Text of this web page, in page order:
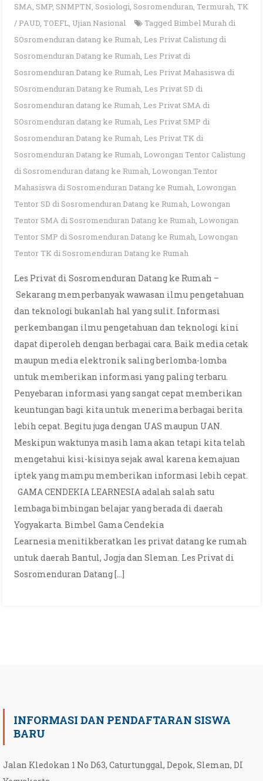
SMA, SMP, SNMPTN, Sosiologi, Sosromenduran, Termurah, TK
/ PAUD, TOEFL, Ujian Nasional Tagged Bimbel Murah di
SOsromenduran datang ke Rumah, Les Privat Calistung di
Sosromenduran Datang ke Rumah, Les Privat di
Sosromenduran Datang ke Rumah, Les Privat Mahasiswa di
SOsromenduran Datang ke Rumah, Les Privat SD di
Sosromenduran datang ke Rumah, Les Privat SMA di
SOsromenduran datang ke Rumah, Les Privat SMP di
Sosromenduran Datang ke Rumah, Les Privat TK di
Sosromenduran Datang ke Rumah, Lowongan Tentor Calistung
di Sosromenduran datang ke Rumah, Lowongan Tentor
Mahasiswa di Sosromenduran Datang ke Rumah, Lowongan
Tentor SD di Sosromenduran Datang ke Rumah, Lowongan
Tentor SMA di Sosromenduran Datang ke Rumah, Lowongan
Tentor SMP di Sosromenduran Datang ke Rumah, Lowongan
Tentor TK di Sosromenduran Datang ke Rumah
Les Privat di Sosromenduran Datang ke Rumah –
Sekarang memperbanyak wawasan ilmu pengetahuan
dan teknologi bukanlah hal yang sulit. Informasi
perkembangan ilmu pengetahuan dan teknologi kini
dapat diperoleh dengan berbagai cara. Baik media cetak
maupun media elektronik saling berlomba-lomba
untuk memberikan informasi yang paling terbaru.
Penyebaran informasi yang sangat cepat memberikan
keuntungan bagi kita untuk menerima berbagai berita
lebih cepat. Begitu juga dengan UAS maupun UAN.
Meskipun waktunya masih lama akan tetapi kita telah
mengetahui kisi-kisinya sejak awal karena kemajuan
iptek yang mampu memberikan informasi lebih cepat.
GAMA CENDEKIA LEARNESIA adalah salah satu
lembaga bimbingan belajar yang berada di daerah
Yogyakarta. Bimbel Gama Cendekia
Learnesia menitikberatkan les privat datang ke rumah
untuk daerah Bantul, Jogja dan Sleman. Les Privat di
Sosromenduran Datang […]
INFORMASI DAN PENDAFTARAN SISWA
BARU
Jalan Kledokan 1 No D63, Caturtunggal, Depok, Sleman, DI